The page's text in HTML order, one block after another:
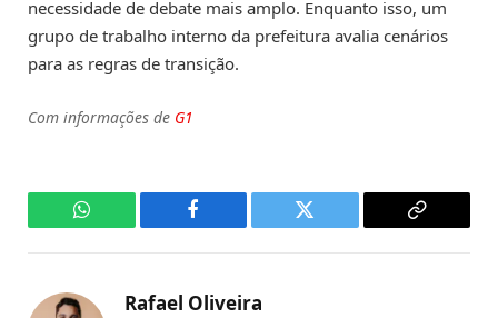
necessidade de debate mais amplo. Enquanto isso, um
grupo de trabalho interno da prefeitura avalia cenários
para as regras de transição.
Com informações de G1
WhatsApp Facebook Twitter
Copy
Rafael Oliveira